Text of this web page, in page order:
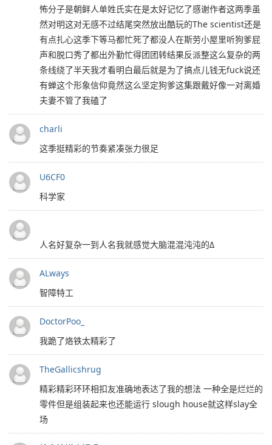
怖分子是朝鲜人单姓氏实在是太好记忆了感谢作者这两季虽
然对明这对无感不过结尾突然放出酷玩的The scientist还是
有点扎心这季下等马都忙死了都没人在斯劳小屋里听狗爹屁
声和脱口秀了都出外勤忙得团团转结果反派整这么复杂的两
条线绕了半天我才看明白最后就是为了搞点儿钱无fuck说还
有蝉这个形象信仰竟然这么坚定狗爹这集跟戴好像一对离婚
夫妻不管了我磕了
charli
这季挺精彩的节奏紧凑张力很足
U6CF0
科学家
人名好复杂一到人名我就感觉大脑混混沌沌的Δ
ALways
智障特工
DoctorPoo_
我跪了烙铁太精彩了
TheGallicshrug
精彩精彩环环相扣友准确地表达了我的想法 一种全是烂烂的
零件但是组装起来也还能运行 slough house就这样slay全
场